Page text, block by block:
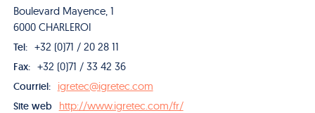
Boulevard Mayence, 1
6000 CHARLEROI
Tel: +32 (0)71 / 20 28 11
Fax: +32 (0)71 / 33 42 36
Courriel: igretec@igretec.com
Site web http://www.igretec.com/fr/